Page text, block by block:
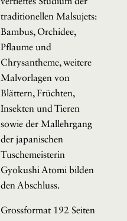
vertieftes Studium der
traditionellen Malsujets:
Bambus, Orchidee,
Pflaume und
Chrysantheme, weitere
Malvorlagen von
Blättern, Früchten,
Insekten und Tieren
sowie der Mallehrgang
der japanischen
Tuschemeisterin
Gyokushi Atomi bilden
den Abschluss.
Grossformat 192 Seiten